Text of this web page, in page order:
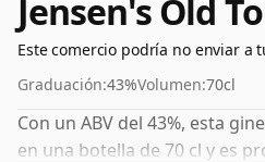
Jensen's Old
Este comercio podría no enviar a
Graduación:43%Volumen:70cl
Con un ABV del 43%, esta
en una botella de 70 cl y es